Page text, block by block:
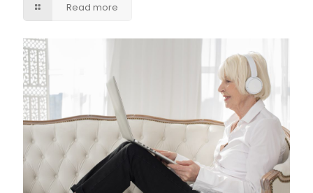
Read more